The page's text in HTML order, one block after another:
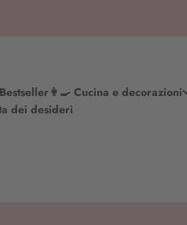
👩‍🍳 Cucina e decorazioni
dei desideri